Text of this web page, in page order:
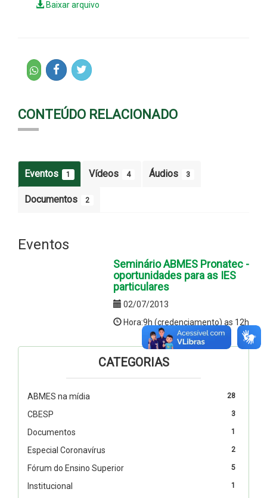
Baixar arquivo
CONTEÚDO RELACIONADO
Eventos 1 Vídeos 4 Áudios 3
Documentos 2
Eventos
Seminário ABMES Pronatec -
oportunidades para as IES
particulares
02/07/2013
Hora:9h (credenciamento) as 12h
CATEGORIAS
28
ABMES na mídia
3
CBESP
1
Documentos
2
Especial Coronavírus
5
Fórum do Ensino Superior
1
Institucional